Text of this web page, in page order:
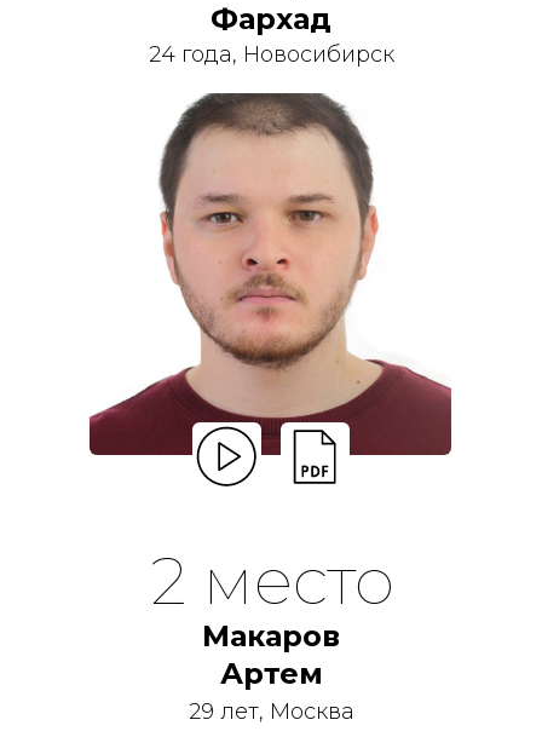
Фархад
24 года, Новосибирск
Макаров
Артем
29 лет, Москва
2 место